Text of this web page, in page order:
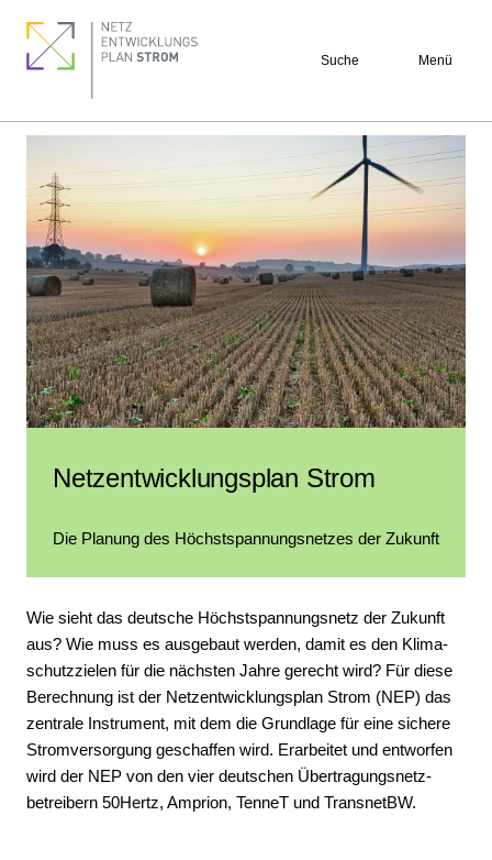
zum
Inhalt
Suche Menü
Netzentwicklungsplan Strom
Die Planung des Höchst­spannungs­netzes der Zukunft
Wie sieht das deutsche Höchst­­spannungs­­netz der Zukunft
aus? Wie muss es aus­­ge­baut werden, damit es den Klima­­
schutz­­zielen für die näch­s­ten Jahre gerecht wird? Für diese
Berech­­nung ist der Netz­­ent­­wick­lungs­plan Strom (NEP) das
zen­tra­le Instr­ument, mit dem die Grund­lage für eine sichere
Strom­­­ver­sorgung geschaffen wird. Erarbeitet und entwor­fen
wird der NEP von den vier deutschen Über­tra­gungs­­netz­­
betreibern 50Hertz, Amprion, TenneT und TransnetBW.
quick
links